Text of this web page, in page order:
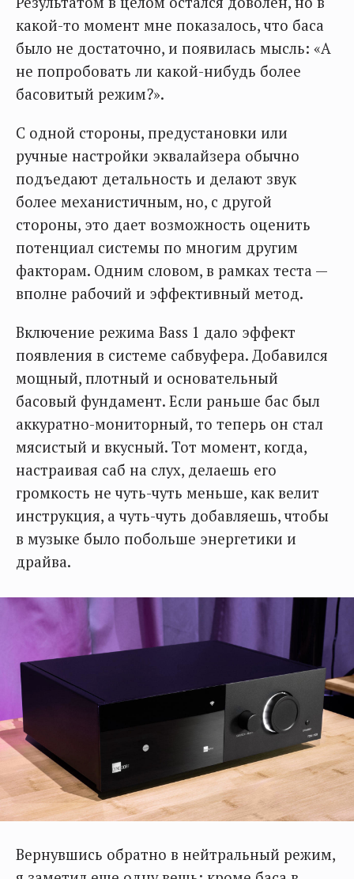
какой-то момент мне показалось, что баса
было не достаточно, и появилась мысль: «А
не попробовать ли какой-нибудь более
басовитый режим?».
С одной стороны, предустановки или
ручные настройки эквалайзера обычно
подъедают детальность и делают звук
более механистичным, но, с другой
стороны, это дает возможность оценить
потенциал системы по многим другим
факторам. Одним словом, в рамках теста —
вполне рабочий и эффективный метод.
Включение режима Bass 1 дало эффект
появления в системе сабвуфера. Добавился
мощный, плотный и основательный
басовый фундамент. Если раньше бас был
аккуратно-мониторный, то теперь он стал
мясистый и вкусный. Тот момент, когда,
настраивая саб на слух, делаешь его
громкость не чуть-чуть меньше, как велит
инструкция, а чуть-чуть добавляешь, чтобы
в музыке было побольше энергетики и
драйва.
Вернувшись обратно в нейтральный режим,